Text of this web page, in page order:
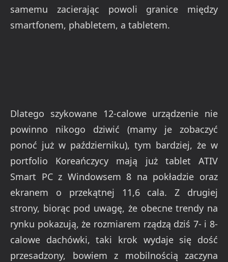
samemu zacierając powoli granice między
smartfonem, phabletem, a tabletem.
Dlatego szykowane 12-calowe urządzenie nie
powinno nikogo dziwić (mamy je zobaczyć
ponoć już w październiku), tym bardziej, że w
portfolio Koreańczycy mają już tablet ATIV
Smart PC z Windowsem 8 na pokładzie oraz
ekranem o przekątnej 11,6 cala. Z drugiej
strony, biorąc pod uwagę, że obecne trendy na
rynku pokazują, że rozmiarem rządzą dziś 7- i 8-
calowe dachówki, taki krok wydaje się dość
przesadzony, bowiem z mobilnością zaczyna